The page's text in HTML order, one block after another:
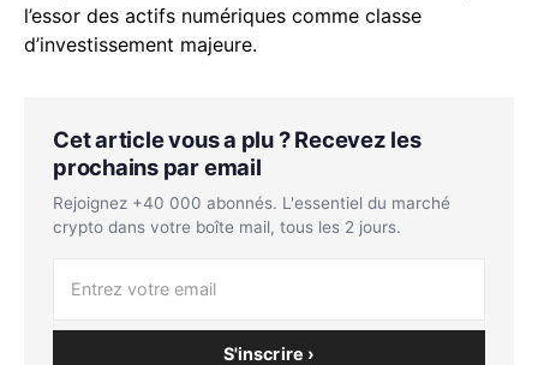
l’essor des actifs numériques comme classe
d’investissement majeure.
Cet article vous a plu ? Recevez les
prochains par email
Rejoignez +40 000 abonnés. L'essentiel du marché
crypto dans votre boîte mail, tous les 2 jours.
S'inscrire ›